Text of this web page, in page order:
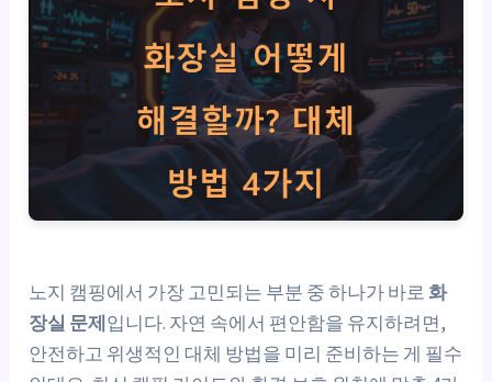
노지 캠핑에서 가장 고민되는 부분 중 하나가 바로 화
장실 문제입니다. 자연 속에서 편안함을 유지하려면,
안전하고 위생적인 대체 방법을 미리 준비하는 게 필수